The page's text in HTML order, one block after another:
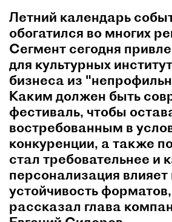
Летний календарь
обогатился во многих
Сегмент сегодня
для культурных
бизнеса из
Каким должен быть
фестиваль, чтобы
востребованным в
конкуренции, а также
стал требовательнее и
персонализация влияет
устойчивость
рассказал глава